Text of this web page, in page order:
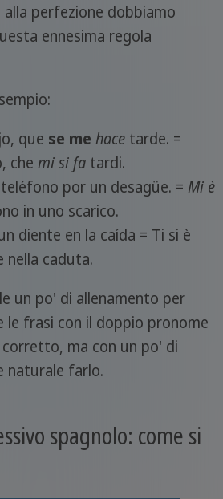
perfezione dobbiamo
ennesima regola
que se me hacetarde. =
che mi si fatardi.
por un desagüe. = Mi è
in uno scarico.
diente en la caída = Ti si è
caduta.
un po' di allenamento per
le frasi con il doppio pronome
ma con un po' di
naturale farlo.
spagnolo: come si